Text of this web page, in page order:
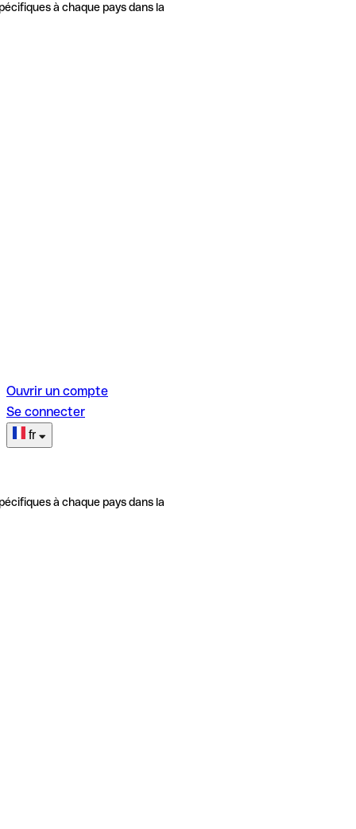
à chaque pays dans la
Ouvrir un compte
Se connecter
fr
à chaque pays dans la